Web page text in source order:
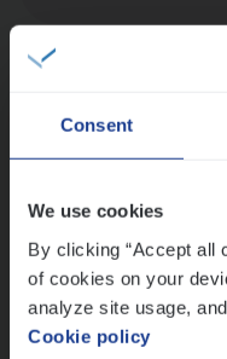
Consent
We use cookies
By clicking “Accept all
of cookies on your
analyze site usage,
Cookie policy
re­da Huys­mans
Insurance Operations
Mechelen
(Agi­le)IT